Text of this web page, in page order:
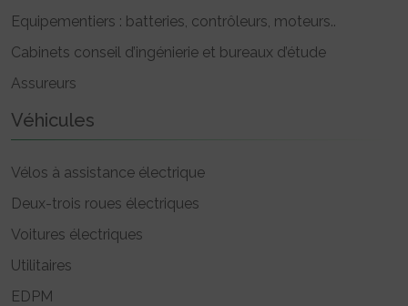
Equipementiers : batteries, contrôleurs, moteurs..
Cabinets conseil d’ingénierie et bureaux d’étude
Assureurs
Véhicules
Vélos à assistance électrique
Deux-trois roues électriques
Voitures électriques
Utilitaires
EDPM